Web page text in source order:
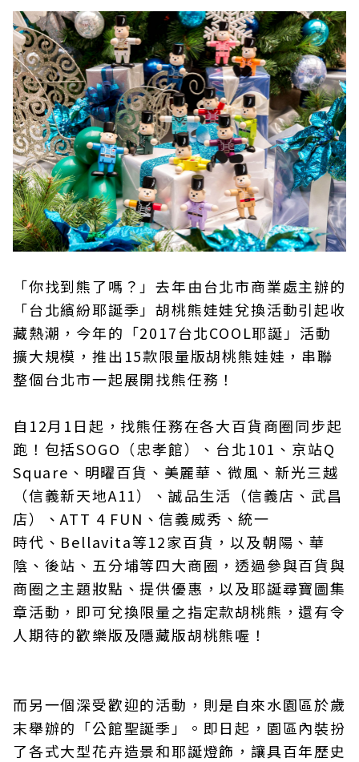
「你找到熊了嗎？」去年由台北市商業處主辦的
「台北繽紛耶誕季」胡桃熊娃娃兌換活動引起收
藏熱潮，今年的「2017台北COOL耶誕」活動
擴大規模，推出15款限量版胡桃熊娃娃，串聯
整個台北市一起展開找熊任務！
自12月1日起，找熊任務在各大百貨商圈同步起
跑！包括SOGO（忠孝館）、台北101、京站Q
Square、明曜百貨、美麗華、微風、新光三越
（信義新天地A11）、誠品生活（信義店、武昌
店）、ATT 4 FUN、信義威秀、統一
時代、Bellavita等12家百貨，以及朝陽、華
陰、後站、五分埔等四大商圈，透過參與百貨與
商圈之主題妝點、提供優惠，以及耶誕尋寶圖集
章活動，即可兌換限量之指定款胡桃熊，還有令
人期待的歡樂版及隱藏版胡桃熊喔！
而另一個深受歡迎的活動，則是自來水園區於歲
末舉辦的「公館聖誕季」。即日起，園區內裝扮
了各式大型花卉造景和耶誕燈飾，讓具百年歷史